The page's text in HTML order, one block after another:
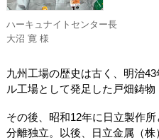
ハーキュナイトセンター長
大沼 寛 様
九州工場の歴史は古く、明治
ル工場として発足した戸畑鋳物
その後、昭和12年に日立製作
分離独立。以後、日立金属（